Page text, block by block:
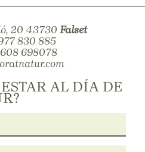
20 43730 Falset
830 885
698078
AL DÍA DE